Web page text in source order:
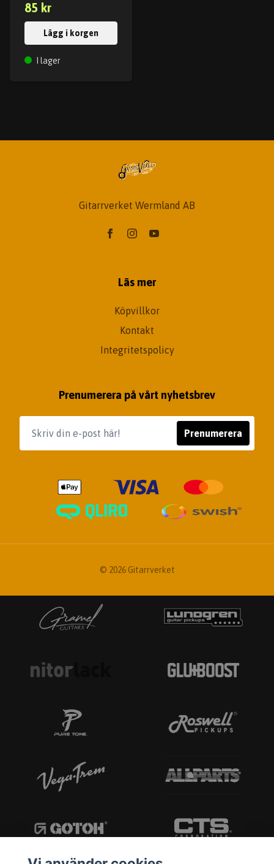
85 kr
Lägg i korgen
I lager
Gitarrverket Wermland AB
Läs mer
Köpvillkor
Kontakt
Integritetspolicy
Prenumerera på vårt nyhetsbrev
Prenumerera
© 2026 Gitarrverket